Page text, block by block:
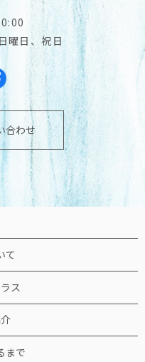
曜日、祝日
合わせ
て
ス
まで